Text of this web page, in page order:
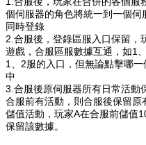
個伺服器的角色將統一到一個伺
同時登錄
2.合服後， 登錄區服入口保留，
遊戲，合服區服數據互通，如1
1、2服的入口，但無論點擊哪
中
3.合服後原伺服器所有日常活動
合服前有活動，則合服後保留
儲值活動，玩家A在合服前儲值
保留該數據。